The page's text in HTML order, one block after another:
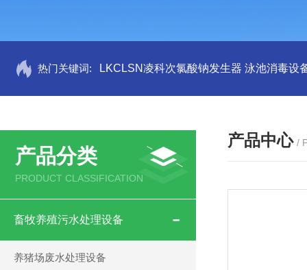
热门关键词: LKCLSN凌科次氯酸钠发生器 泳池消毒设
产品分类
PRODUCT CLASSIFICATION
畜牧养殖污水处理设备
养猪场废水处理设备
产品中心 /